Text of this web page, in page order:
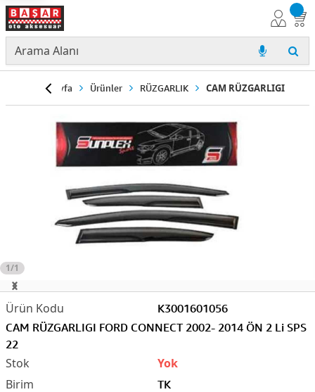
Anasayfa Ürünler RÜZGARLIK CAM RÜZGARLIGI
1/1
K3001601056
CAM RÜZGARLIGI FORD CONNECT 2002- 2014 ÖN 2 Li SPS
22
TK
Yok